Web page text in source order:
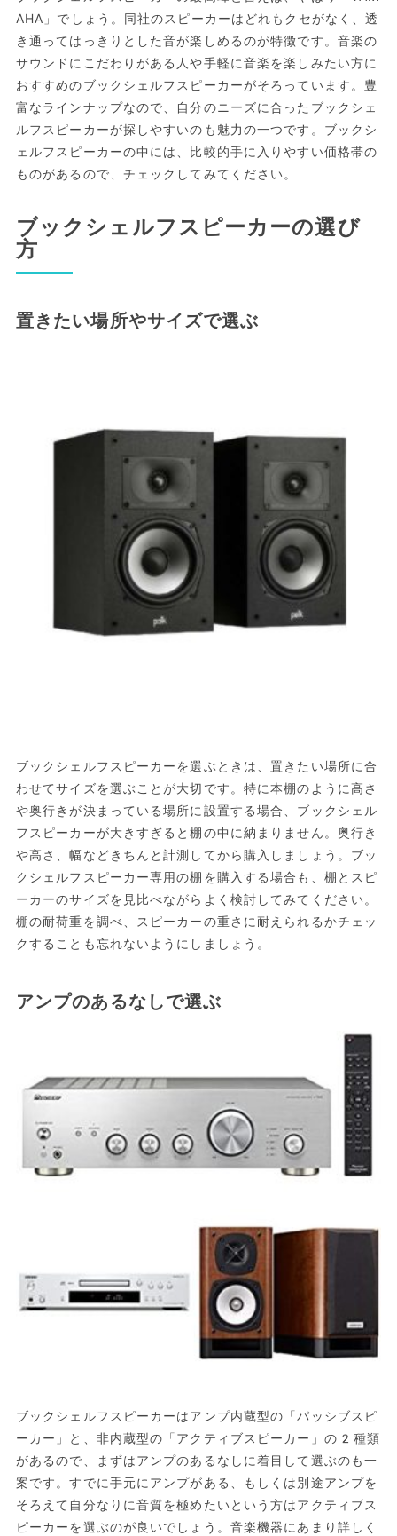
AHA」でしょう。同社のスピーカーはどれもクセがなく、透
き通ってはっきりとした音が楽しめるのが特徴です。音楽の
サウンドにこだわりがある人や手軽に音楽を楽しみたい方に
おすすめのブックシェルフスピーカーがそろっています。豊
富なラインナップなので、自分のニーズに合ったブックシェ
ルフスピーカーが探しやすいのも魅力の一つです。ブックシ
ェルフスピーカーの中には、比較的手に入りやすい価格帯の
ものがあるので、チェックしてみてください。
ブックシェルフスピーカーの選び
方
置きたい場所やサイズで選ぶ
ブックシェルフスピーカーを選ぶときは、置きたい場所に合
わせてサイズを選ぶことが大切です。特に本棚のように高さ
や奥行きが決まっている場所に設置する場合、ブックシェル
フスピーカーが大きすぎると棚の中に納まりません。奥行き
や高さ、幅などきちんと計測してから購入しましょう。ブッ
クシェルフスピーカー専用の棚を購入する場合も、棚とスピ
ーカーのサイズを見比べながらよく検討してみてください。
棚の耐荷重を調べ、スピーカーの重さに耐えられるかチェッ
クすることも忘れないようにしましょう。
アンプのあるなしで選ぶ
ブックシェルフスピーカーはアンプ内蔵型の「パッシブスピ
ーカー」と、非内蔵型の「アクティブスピーカー」の2種類
があるので、まずはアンプのあるなしに着目して選ぶのも一
案です。すでに手元にアンプがある、もしくは別途アンプを
そろえて自分なりに音質を極めたいという方はアクティブス
ピーカーを選ぶのが良いでしょう。音楽機器にあまり詳しく